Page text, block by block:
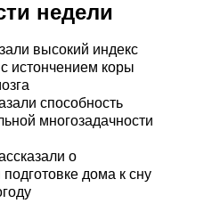
недели
высокий индекс
истончением коры
способность
многозадачности
о
дома к сну